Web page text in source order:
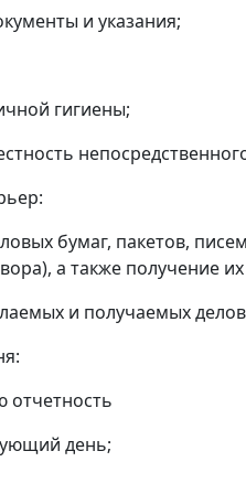
и указания;
гигиены;
бумаг, пакетов,
а также получение
и получаемых
отчетность
день;